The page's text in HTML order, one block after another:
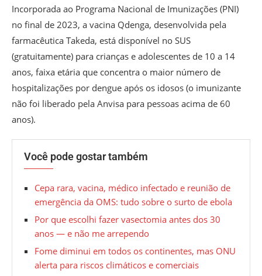
Incorporada ao Programa Nacional de Imunizações (PNI)
no final de 2023, a vacina Qdenga, desenvolvida pela
farmacêutica Takeda, está disponível no SUS
(gratuitamente) para crianças e adolescentes de 10 a 14
anos, faixa etária que concentra o maior número de
hospitalizações por dengue após os idosos (o imunizante
não foi liberado pela Anvisa para pessoas acima de 60
anos).
Você pode gostar também
Cepa rara, vacina, médico infectado e reunião de
emergência da OMS: tudo sobre o surto de ebola
Por que escolhi fazer vasectomia antes dos 30
anos — e não me arrependo
Fome diminui em todos os continentes, mas ONU
alerta para riscos climáticos e comerciais